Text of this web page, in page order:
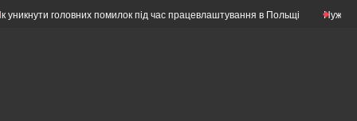
головних помилок під час працевлаштування в Польщі Нужны ли ещё